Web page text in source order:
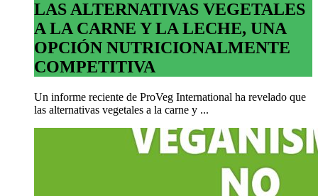
LAS ALTERNATIVAS VEGETALES
A LA CARNE Y LA LECHE, UNA
OPCIÓN NUTRICIONALMENTE
COMPETITIVA
Un informe reciente de ProVeg International ha revelado que
las alternativas vegetales a la carne y ...